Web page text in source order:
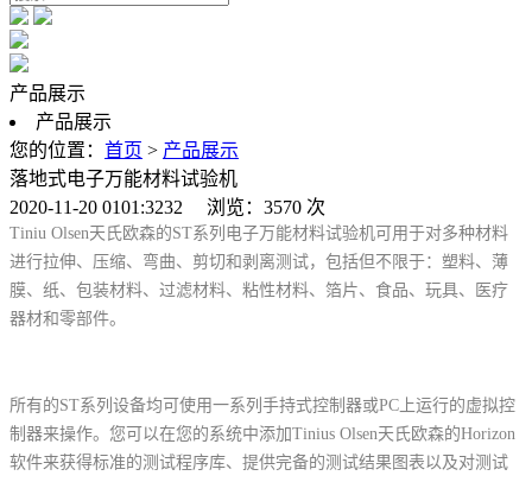
产品展示
产品展示
您的位置： 首页 > 产品展示
落地式电子万能材料试验机
2020-11-20 0101:3232 浏览：3570 次
Tiniu Olsen天氏欧森的ST系列电子万能材料试验机可用于对多种材料
进行拉伸、压缩、弯曲、剪切和剥离测试，包括但不限于：塑料、薄
膜、纸、包装材料、过滤材料、粘性材料、箔片、食品、玩具、医疗
器材和零部件。
所有的ST系列设备均可使用一系列手持式控制器或PC上运行的虚拟控
制器来操作。您可以在您的系统中添加Tinius Olsen天氏欧森的Horizon
软件来获得标准的测试程序库、提供完备的测试结果图表以及对测试